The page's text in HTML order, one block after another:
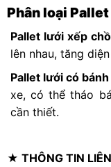
Phân loại
Pallet lưới xếp
lên nhau, tăng
Pallet lưới có
xe, có thể tháo
cần thiết.
★ THÔNG TIN